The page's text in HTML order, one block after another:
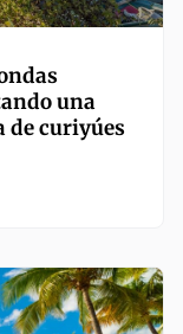
una
de curiyúes